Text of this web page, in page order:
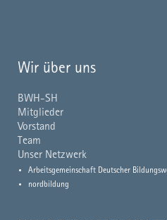
Wir über uns
BWH-SH
Mitglieder
Vorstand
Team
Unser Netzwerk
Arbeitsgemeinschaft Deutscher
nordbildung